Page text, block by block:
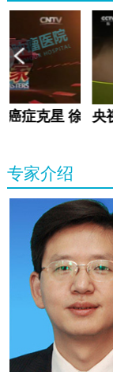
癌症克星 徐克成
专家介绍